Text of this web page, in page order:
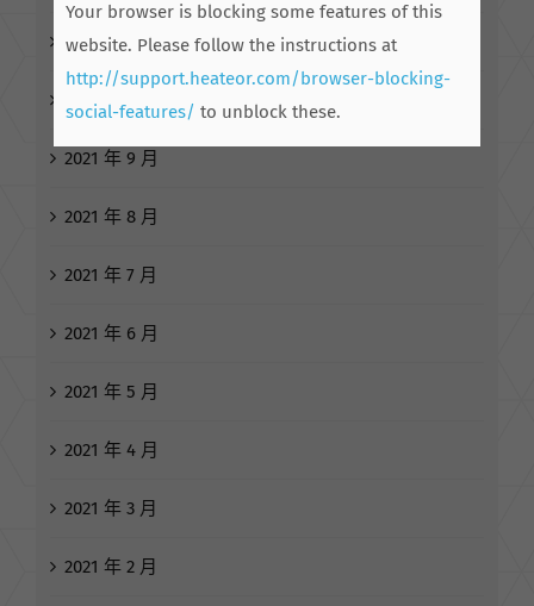
2021 年 11 月
2021 年 10 月
2021 年 9 月
2021 年 8 月
2021 年 7 月
2021 年 6 月
2021 年 5 月
2021 年 4 月
2021 年 3 月
2021 年 2 月
Your browser is blocking some features of this
website. Please follow the instructions at
http://support.heateor.com/browser-blocking-
social-features/ to unblock these.